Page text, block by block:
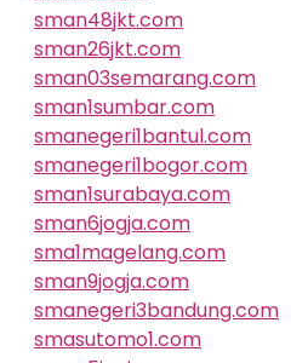
sman48jkt.com
sman26jkt.com
sman03semarang.com
sman1sumbar.com
smanegeri1bantul.com
smanegeri1bogor.com
sman1surabaya.com
sman6jogja.com
sma1magelang.com
sman9jogja.com
smanegeri3bandung.com
smasutomo1.com